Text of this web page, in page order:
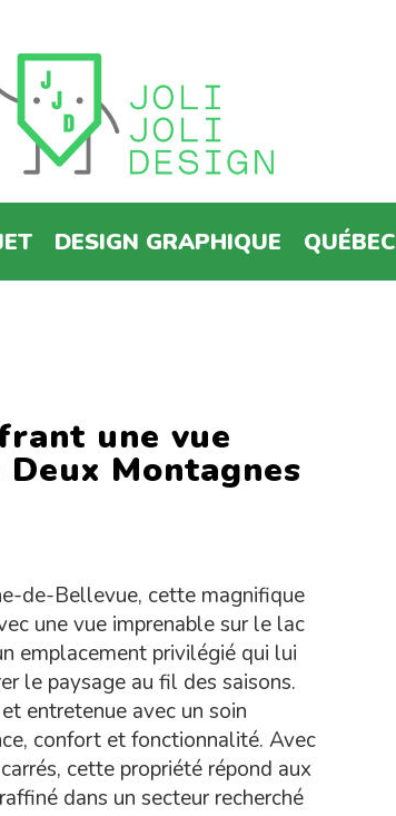
DESIGN GRAPHIQUE QUÉBEC
une vue
Montagnes
de-Bellevue, cette magnifique
une vue imprenable sur le lac
emplacement privilégié qui lui
le paysage au fil des saisons.
entretenue avec un soin
confort et fonctionnalité. Avec
cette propriété répond aux
dans un secteur recherché